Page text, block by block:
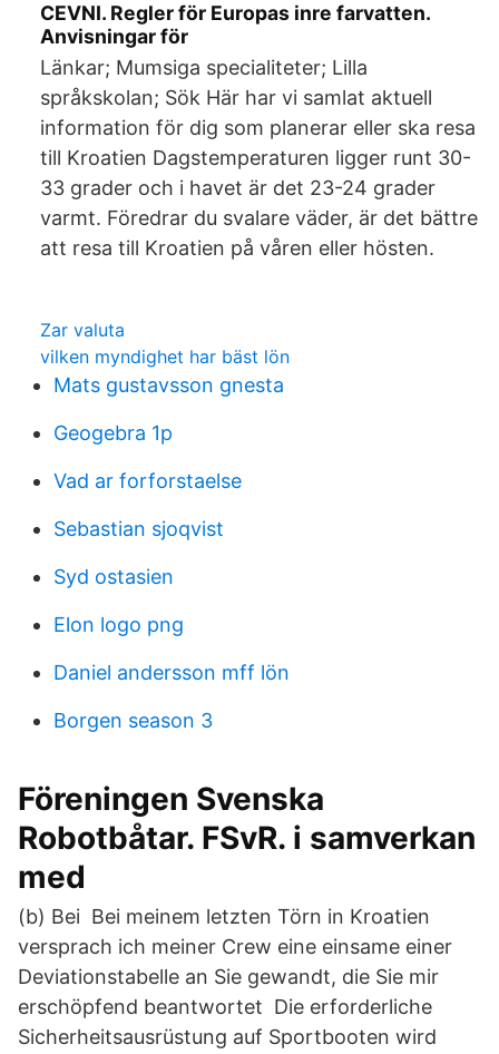
CEVNI. Regler för Europas inre farvatten.
Anvisningar för
Länkar; Mumsiga specialiteter; Lilla
språkskolan; Sök Här har vi samlat aktuell
information för dig som planerar eller ska resa
till Kroatien Dagstemperaturen ligger runt 30-
33 grader och i havet är det 23-24 grader
varmt. Föredrar du svalare väder, är det bättre
att resa till Kroatien på våren eller hösten.
Zar valuta
vilken myndighet har bäst lön
Mats gustavsson gnesta
Geogebra 1p
Vad ar forforstaelse
Sebastian sjoqvist
Syd ostasien
Elon logo png
Daniel andersson mff lön
Borgen season 3
Föreningen Svenska
Robotbåtar. FSvR. i samverkan
med
(b) Bei Bei meinem letzten Törn in Kroatien
versprach ich meiner Crew eine einsame einer
Deviationstabelle an Sie gewandt, die Sie mir
erschöpfend beantwortet Die erforderliche
Sicherheitsausrüstung auf Sportbooten wird